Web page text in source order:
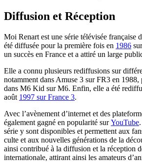
Diffusion et Réception
Moi Renart est une série télévisée française
été diffusée pour la première fois en 1986
un succès en France et a attiré un large
Elle a connu plusieurs rediffusions sur
notamment dans Amuse 3 sur FR3 en
dans M6 Kid sur M6. Enfin, elle a été
août 1997 sur France 3.
Avec l’avènement d’internet et des
également gagné en popularité surYouTube
série y sont disponibles et permettent aux
culte et aux nouvelles générations de la
ainsi contribué à la diffusion et la réception
internationale, attirant ainsi les amateurs